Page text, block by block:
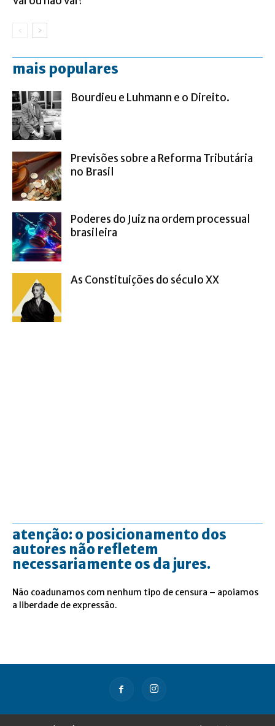
mais populares
Bourdieu e Luhmann e o Direito.
Previsões sobre a Reforma Tributária
no Brasil
Poderes do Juiz na ordem processual
brasileira
As Constituições do século XX
atenção: o posicionamento dos
autores não refletem
necessariamente os da jures.
Não coadunamos com nenhum tipo de censura – apoiamos
a liberdade de expressão.